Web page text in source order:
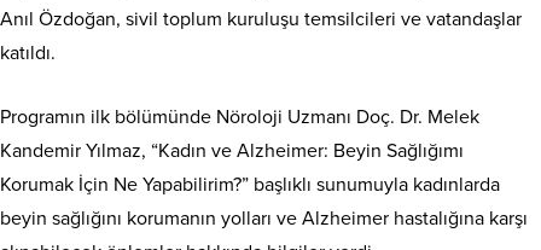
Anıl Özdoğan, sivil toplum kuruluşu temsilcileri ve vatandaşlar
katıldı.
Programın ilk bölümünde Nöroloji Uzmanı Doç. Dr. Melek
Kandemir Yılmaz, “Kadın ve Alzheimer: Beyin Sağlığımı
Korumak İçin Ne Yapabilirim?” başlıklı sunumuyla kadınlarda
beyin sağlığını korumanın yolları ve Alzheimer hastalığına karşı